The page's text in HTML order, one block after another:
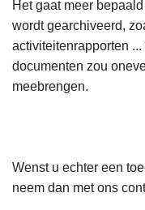
Het gaat meer
wordt gearchiveerd,
activiteitenrapporten
documenten zou
meebrengen.
Wenst u echter een
neem dan met ons